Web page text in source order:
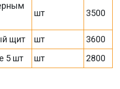
шт 3500
щит шт
3600
5 шт
шт 2800